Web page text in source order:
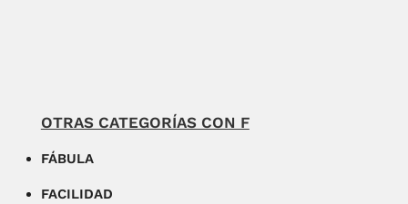
OTRAS CATEGORÍAS CON F
FÁBULA
FACILIDAD